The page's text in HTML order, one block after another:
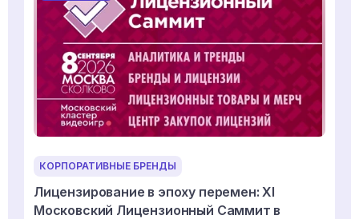
КОРПОРАТИВНЫЕ БРЕНДЫ
Лицензирование в эпоху перемен: XI
Московский Лицензионный Саммит в